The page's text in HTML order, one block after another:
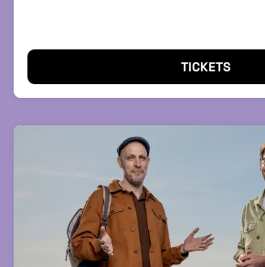
TICKETS